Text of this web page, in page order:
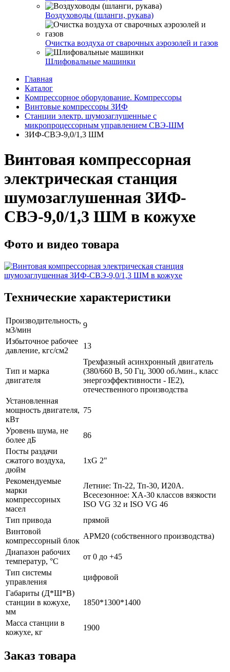
Воздуховоды (шланги, рукава)
Очистка воздуха от сварочных аэрозолей и газов
Шлифовальные машинки
Главная
Каталог
Компрессорное оборудование. Компрессоры
Винтовые компрессоры ЗИФ
Станции электр. шумозаглушенные с
микропроцессорным управлением СВЭ-ШМ
ЗИФ-СВЭ-9,0/1,3 ШМ
Винтовая компрессорная
электрическая станция
шумозаглушенная ЗИФ-
СВЭ-9,0/1,3 ШМ в кожухе
Фото и видео товара
Технические характеристики
Производительность,
м3/мин
9
Избыточное рабочее
давление, кгс/см2
13
Тип и марка
двигателя
Трехфазный асинхронный двигатель
(380/660 В, 50 Гц, 3000 об./мин., класс
энергоэффективности - IE2),
отечественного производства
Установленная
мощность двигателя,
кВт
75
Уровень шума, не
более дБ
86
Посты раздачи
сжатого воздуха,
дюйм
1хG 2"
Рекомендуемые
марки
компрессорных
масел
Летние: Тп-22, Тп-30, И20А.
Всесезонное: ХА-30 классов вязкости
ISO VG 32 и ISO VG 46
Тип привода
прямой
Винтовой
компрессорный блок
АРМ20 (собственного производства)
Диапазон рабочих
температур, °С
от 0 до +45
Тип системы
управления
цифровой
Габариты (Д*Ш*В)
станции в кожухе,
мм
1850*1300*1400
Масса станции в
кожухе, кг
1900
Заказ товара